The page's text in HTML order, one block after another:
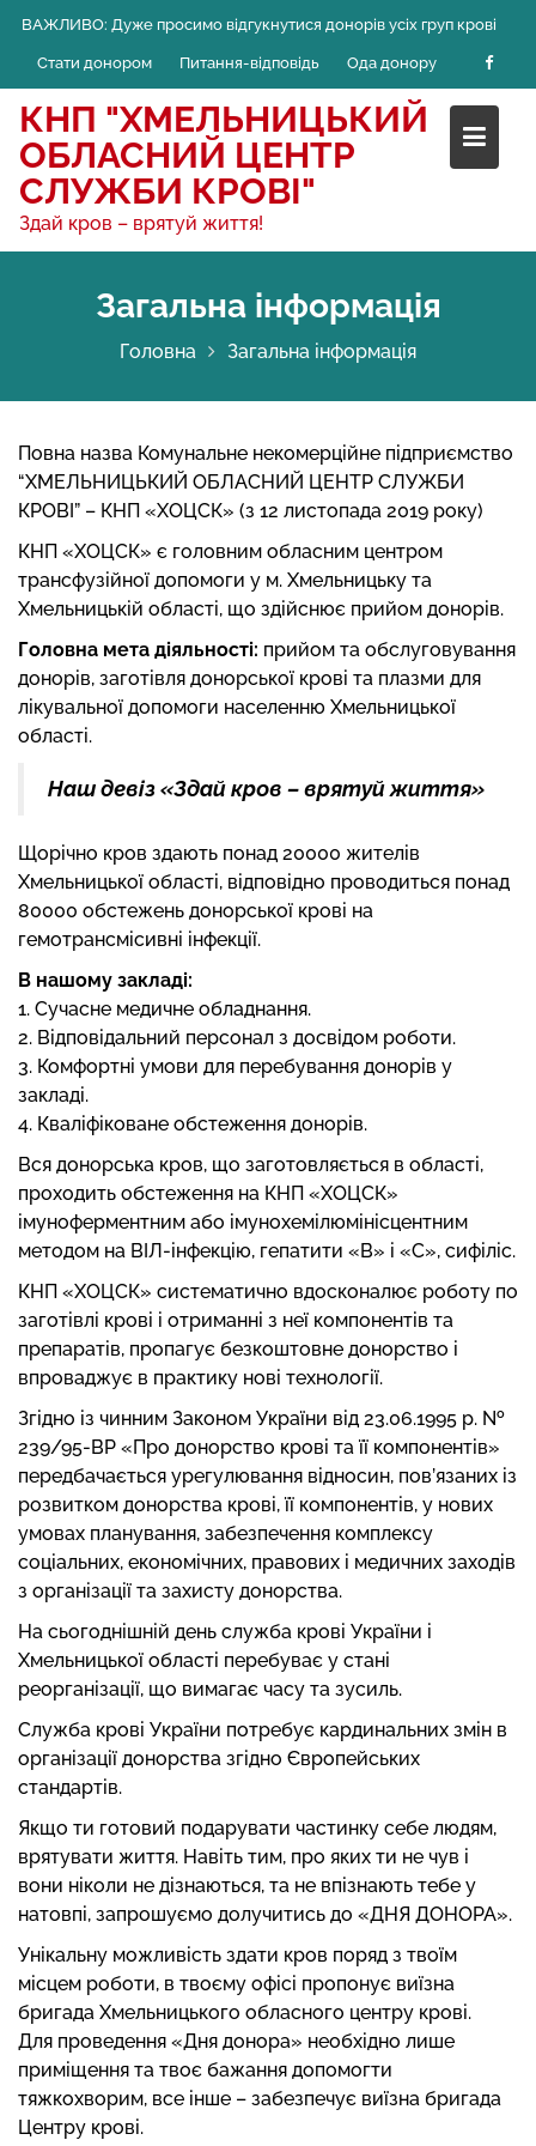
content
ВАЖЛИВО: Дуже просимо відгукнутися донорів усіх груп крові
Стати донором Питання-відповідь Ода донору
КНП "ХМЕЛЬНИЦЬКИЙ
ОБЛАСНИЙ ЦЕНТР
СЛУЖБИ КРОВІ"
Здай кров – врятуй життя!
Загальна інформація
Головна Загальна інформація
Повна назва Комунальне некомерційне підприємство
“ХМЕЛЬНИЦЬКИЙ ОБЛАСНИЙ ЦЕНТР СЛУЖБИ
КРОВІ” – КНП «ХОЦСК» (з 12 листопада 2019 року)
КНП «ХОЦСК» є головним обласним центром
трансфузійної допомоги у м. Хмельницьку та
Хмельницькій області, що здійснює прийом донорів.
Головна мета діяльності: прийом та обслуговування
донорів, заготівля донорської крові та плазми для
лікувальної допомоги населенню Хмельницької
області.
Наш девіз «Здай кров – врятуй життя»
Щорічно кров здають понад 20000 жителів
Хмельницької області, відповідно проводиться понад
80000 обстежень донорської крові на
гемотрансмісивні інфекції.
В нашому закладі:
1. Сучасне медичне обладнання.
2. Відповідальний персонал з досвідом роботи.
3. Комфортні умови для перебування донорів у
закладі.
4. Кваліфіковане обстеження донорів.
Вся донорська кров, що заготовляється в області,
проходить обстеження на КНП «ХОЦСК»
імуноферментним або імунохемілюмінісцентним
методом на ВІЛ-інфекцію, гепатити «В» і «С», сифіліс.
КНП «ХОЦСК» систематично вдосконалює роботу по
заготівлі крові і отриманні з неї компонентів та
препаратів, пропагує безкоштовне донорство і
впроваджує в практику нові технології.
Згідно із чинним Законом України від 23.06.1995 р. №
239/95-ВР «Про донорство крові та її компонентів»
передбачається урегулювання відносин, пов’язаних із
розвитком донорства крові, її компонентів, у нових
умовах планування, забезпечення комплексу
соціальних, економічних, правових і медичних заходів
з організації та захисту донорства.
На сьогоднішній день служба крові України і
Хмельницької області перебуває у стані
реорганізації, що вимагає часу та зусиль.
Служба крові України потребує кардинальних змін в
організації донорства згідно Європейських
стандартів.
Якщо ти готовий подарувати частинку себе людям,
врятувати життя. Навіть тим, про яких ти не чув і
вони ніколи не дізнаються, та не впізнають тебе у
натовпі, запрошуємо долучитись до «ДНЯ ДОНОРА».
Унікальну можливість здати кров поряд з твоїм
місцем роботи, в твоєму офісі пропонує виїзна
бригада Хмельницького обласного центру крові.
Для проведення «Дня донора» необхідно лише
приміщення та твоє бажання допомогти
тяжкохворим, все інше – забезпечує виїзна бригада
Центру крові.